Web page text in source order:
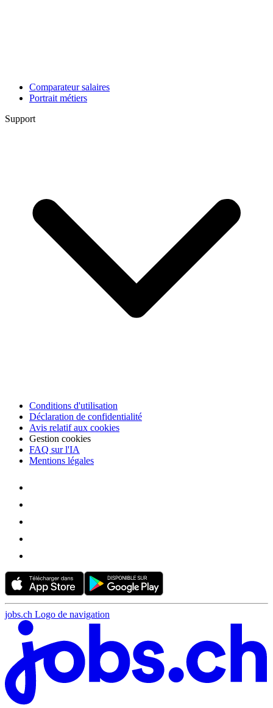
Comparateur salaires
Portrait métiers
Support
Conditions d'utilisation
Déclaration de confidentialité
Avis relatif aux cookies
Gestion cookies
FAQ sur l'IA
Mentions légales
jobs.ch Logo de navigation